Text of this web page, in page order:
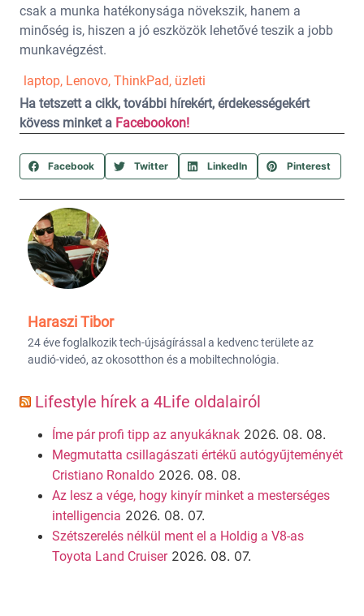
csak a munka hatékonysága növekszik, hanem a
minőség is, hiszen a jó eszközök lehetővé teszik a jobb
munkavégzést.
laptop, Lenovo, ThinkPad, üzleti
Ha tetszett a cikk, további hírekért, érdekességekért
kövess minket a Facebookon!
Facebook Twitter LinkedIn Pinterest
Haraszi Tibor
24 éve foglalkozik tech-újságírással a kedvenc területe az
audió-videó, az okosotthon és a mobiltechnológia.
Lifestyle hírek a 4Life oldalairól
Íme pár profi tipp az anyukáknak 2026. 08. 08.
Megmutatta csillagászati értékű autógyűjteményét
Cristiano Ronaldo 2026. 08. 08.
Az lesz a vége, hogy kinyír minket a mesterséges
intelligencia 2026. 08. 07.
Szétszerelés nélkül ment el a Holdig a V8-as
Toyota Land Cruiser 2026. 08. 07.